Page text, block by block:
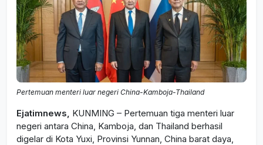
Pertemuan menteri luar negeri China-Kamboja-Thailand
Ejatimnews, KUNMING – Pertemuan tiga menteri luar
negeri antara China, Kamboja, dan Thailand berhasil
digelar di Kota Yuxi, Provinsi Yunnan, China barat daya,